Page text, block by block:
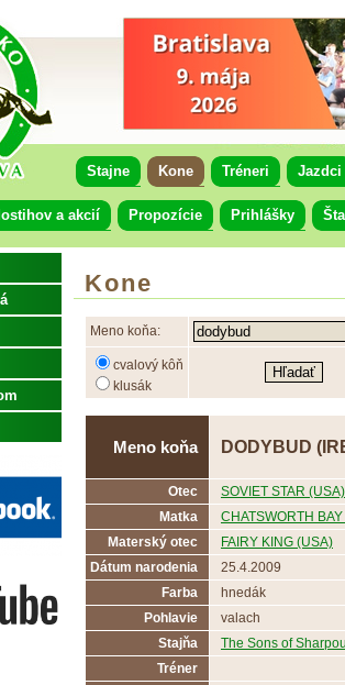
Stajne Kone Tréneri Jazdci
a akcií Propozície Prihlášky
Kone
Meno koňa:
cvalový kôň
klusák
Meno koňa DODYBUD
Otec
SOVIET STAR (USA)
Matka
CHATSWORTH
Materský otec
FAIRY KING (USA)
Dátum narodenia
25.4.2009
Farba
hnedák
Pohlavie
valach
Stajňa
The Sons of
Tréner